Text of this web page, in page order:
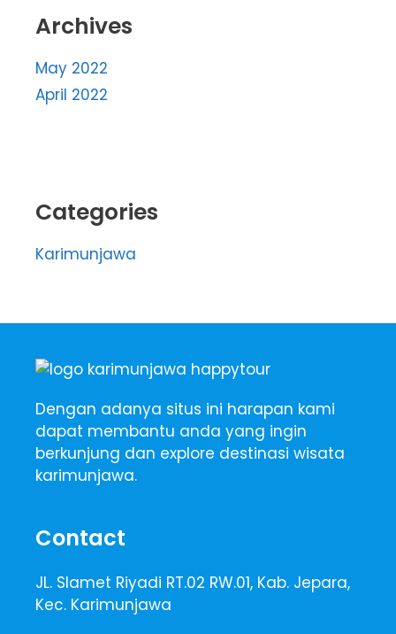
Archives
May 2022
April 2022
Categories
Karimunjawa
Dengan adanya situs ini harapan kami
dapat membantu anda yang ingin
berkunjung dan explore destinasi wisata
karimunjawa.
Contact
JL. Slamet Riyadi RT.02 RW.01, Kab. Jepara,
Kec. Karimunjawa